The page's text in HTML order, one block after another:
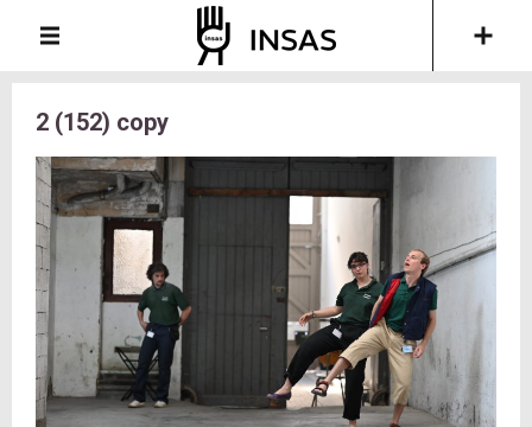
2 (152) copy